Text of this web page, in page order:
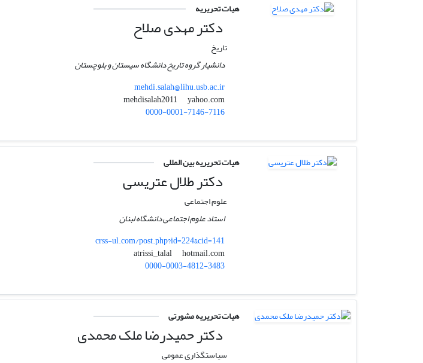
هیات تحریریه
دکتر مهدی صلاح
تاریخ
دانشیار گروه تاریخ دانشگاه سیستان و بلوچستان
mehdi.salah@lihu.usb.ac.ir
yahoo.com
0000-0001-7146-7116
هیات تحریریه بین المللی
دکتر طلال عتریسی
علوم اجتماعی
استاد علوم اجتماعی دانشگاه لبنان
crss-ul.com/post.php?id=224&cid=141
hotmail.com
0000-0003-4812-3483
هیات تحریریه مشورتی
دکتر حمیدرضا ملک محمدی
سیاستگذاری عمومی